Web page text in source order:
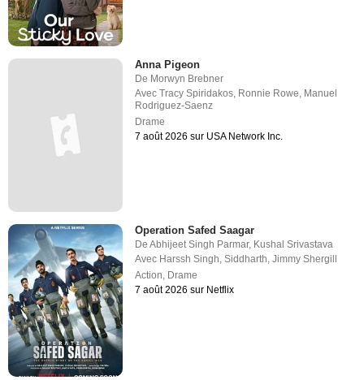
Anna Pigeon
De Morwyn Brebner
AvecTracy Spiridakos, Ronnie Rowe, Manuel
Rodriguez-Saenz
Drame
7 août 2026 sur USA Network Inc.
Operation Safed Saagar
DeAbhijeet Singh Parmar, Kushal Srivastava
Avec Harssh Singh ,Siddharth ,Jimmy Shergill
Action Drame
7 août 2026 sur Netflix